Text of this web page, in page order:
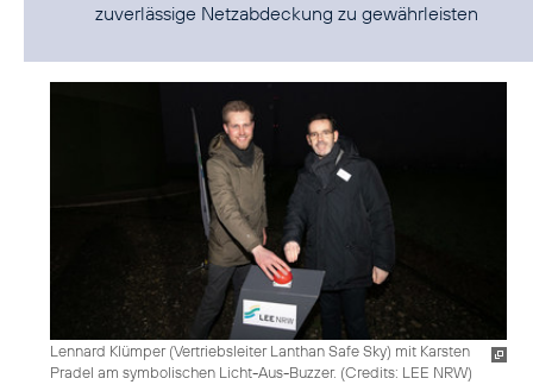
zuverlässige Netzabdeckung zu gewährleisten
Lennard Klümper (Vertriebsleiter Lanthan Safe Sky) mit Karsten
Pradel am symbolischen Licht-Aus-Buzzer. (Credits: LEE NRW)